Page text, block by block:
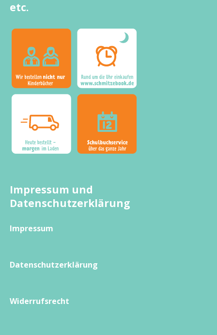
etc.
Impressum und
Datenschutzerklärung
Impressum
Datenschutzerklärung
Widerrufsrecht